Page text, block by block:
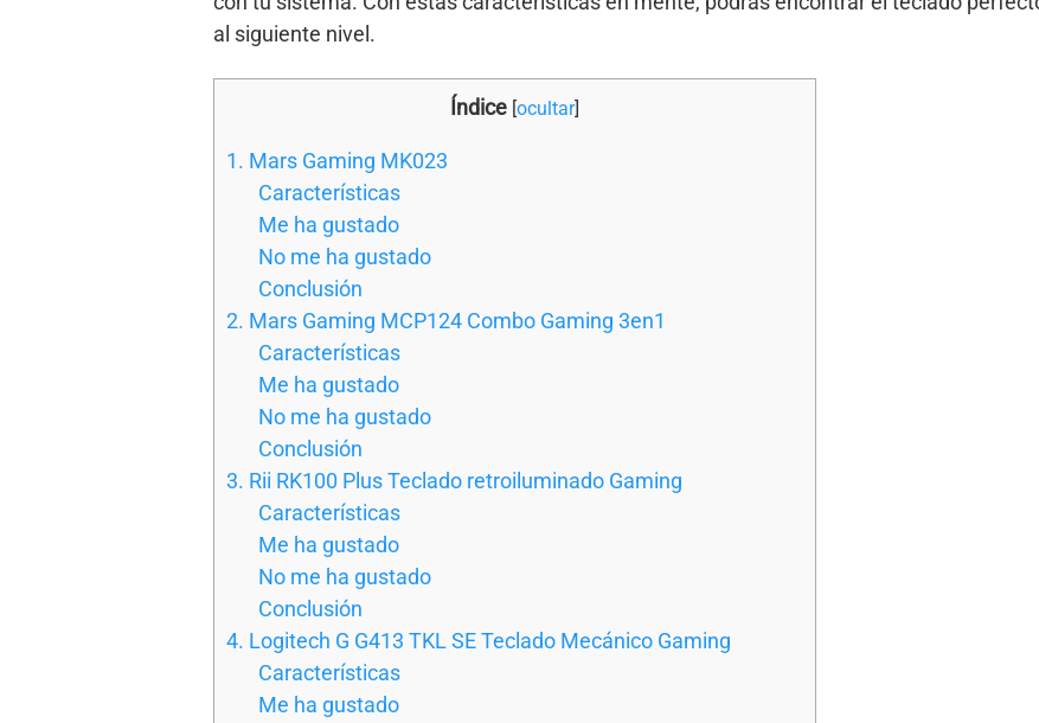
al siguiente nivel.
Índice [ocultar]
1. Mars Gaming MK023
Características
Me ha gustado
No me ha gustado
Conclusión
2. Mars Gaming MCP124 Combo Gaming 3en1
Características
Me ha gustado
No me ha gustado
Conclusión
3. Rii RK100 Plus Teclado retroiluminado Gaming
Características
Me ha gustado
No me ha gustado
Conclusión
4. Logitech G G413 TKL SE Teclado Mecánico Gaming
Características
Me ha gustado